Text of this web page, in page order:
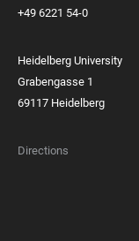
+49 6221 54-0
Heidelberg University
Grabengasse 1
69117 Heidelberg
Directions